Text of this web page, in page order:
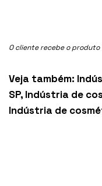
O cliente recebe o
Veja também:
SP, Indústria de
Indústria de